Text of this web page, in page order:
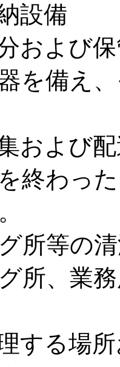
設備
および
を備え
および
終わっ
所等の
所、業
する場